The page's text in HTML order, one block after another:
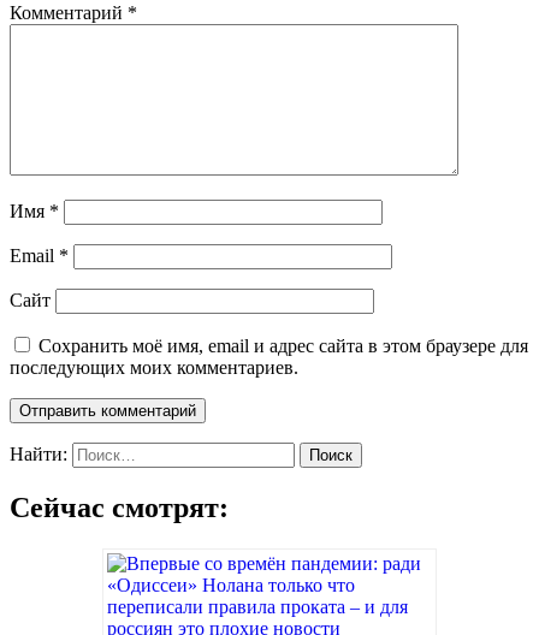
Комментарий *
Имя *
Email *
Сайт
Сохранить моё имя, email и адрес сайта в этом браузере для
последующих моих комментариев.
Найти:
Сейчас смотрят: